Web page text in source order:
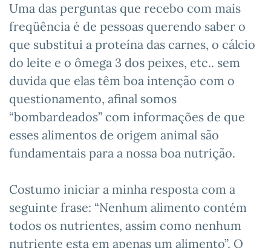
Uma das perguntas que recebo com mais
freqüência é de pessoas querendo saber o
que substitui a proteína das carnes, o cálcio
do leite e o ômega 3 dos peixes, etc.. sem
duvida que elas têm boa intenção com o
questionamento, afinal somos
“bombardeados” com informações de que
esses alimentos de origem animal são
fundamentais para a nossa boa nutrição.
Costumo iniciar a minha resposta com a
seguinte frase: “Nenhum alimento contém
todos os nutrientes, assim como nenhum
nutriente esta em apenas um alimento”. O